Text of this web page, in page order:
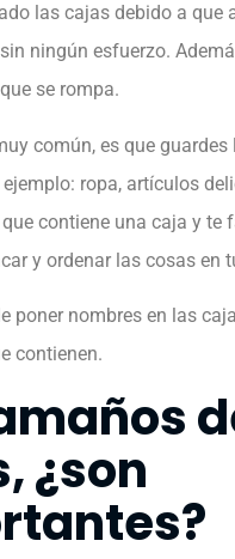
las cajas debido a que
ningún esfuerzo.
se rompa.
común, es que
ropa, artículos
contiene una caja y te
y ordenar las cosas en
poner nombres en las
contienen.
¿son